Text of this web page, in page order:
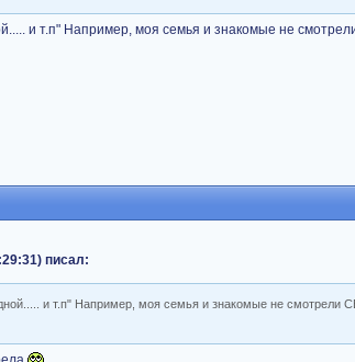
и т.п" Например, моя семья и знакомые не
писал:
и т.п" Например, моя семья и знакомые не смотрели